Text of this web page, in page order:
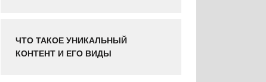
ЧТО ТАКОЕ УНИКАЛЬНЫЙ
КОНТЕНТ И ЕГО ВИДЫ